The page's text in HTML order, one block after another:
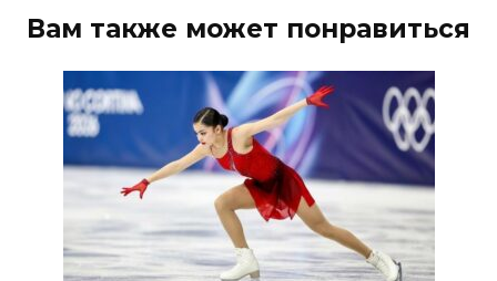
Вам также может понравиться